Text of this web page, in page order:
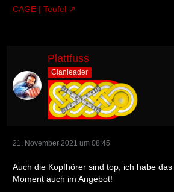
CAGE | Teufel
Plattfuss
Clanleader
21. November 2021 um 08:45
Auch die Kopfhörer sind top, ich habe
Moment auch im Angebot!